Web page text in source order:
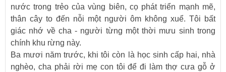
nước trong trẻo của vùng biên, cọ phát triển mạnh mẽ,
thân cây to đến nỗi một người ôm không xuể. Tôi bất
giác nhớ về cha - người từng một thời mưu sinh trong
chính khu rừng này.
Ba mươi năm trước, khi tôi còn là học sinh cấp hai, nhà
nghèo, cha phải rời mẹ con tôi để đi làm thợ cưa gỗ ở